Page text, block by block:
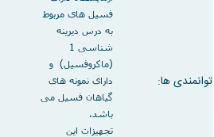
توانمندی ها:
فسیل های مربوط
به درس دیرینه
شناسی 1
(ماکروفسیل) و
دارای نمونه های
گیاهان فسیل می
باشد .
تجهیزات این